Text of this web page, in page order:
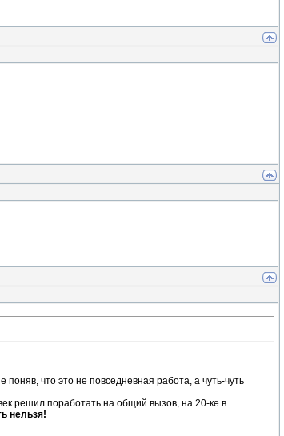
что это не повседневная работа, а чуть-чуть
решил поработать на общий вызов, на 20-ке в
нельзя!